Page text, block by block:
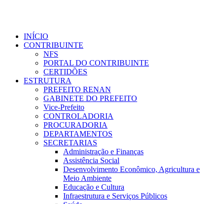
INÍCIO
CONTRIBUINTE
NFS
PORTAL DO CONTRIBUINTE
CERTIDÕES
ESTRUTURA
PREFEITO RENAN
GABINETE DO PREFEITO
Vice-Prefeito
CONTROLADORIA
PROCURADORIA
DEPARTAMENTOS
SECRETARIAS
Administração e Finanças
Assistência Social
Desenvolvimento Econômico, Agricultura e
Meio Ambiente
Educação e Cultura
Infraestrutura e Serviços Públicos